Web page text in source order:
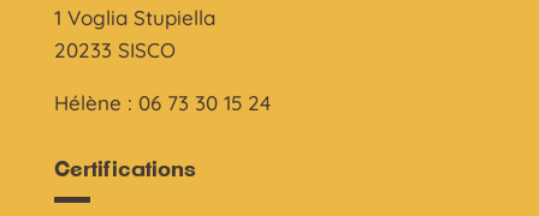
1 Voglia Stupiella
20233 SISCO
Hélène : 06 73 30 15 24
Certifications